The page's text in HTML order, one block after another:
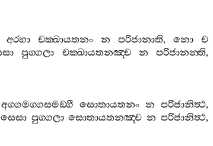
අරහා චක‍්ඛායතනං න පරිජානාති,නො
ච
පුග‍්ගලා චක‍්ඛායතනඤ‍්ච න පරිජානන‍්ති,
අග‍්ගමග‍්ගසමඞ‍්ගී සොතායතනං න පරිජානිත්‍ථ,
පුග‍්ගලා සොතායතනඤ‍්ච න පරිජානිත්‍ථ,